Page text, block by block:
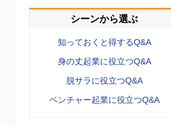
シーンから選ぶ
知っておくと得するQ&A
身の丈起業に役立つQ&A
脱サラに役立つQ&A
ベンチャー起業に役立つQ&A